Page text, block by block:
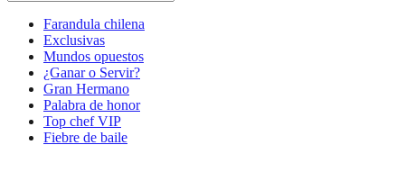
Farandula chilena
Exclusivas
Mundos opuestos
¿Ganar o Servir?
Gran Hermano
Palabra de honor
Top chef VIP
Fiebre de baile